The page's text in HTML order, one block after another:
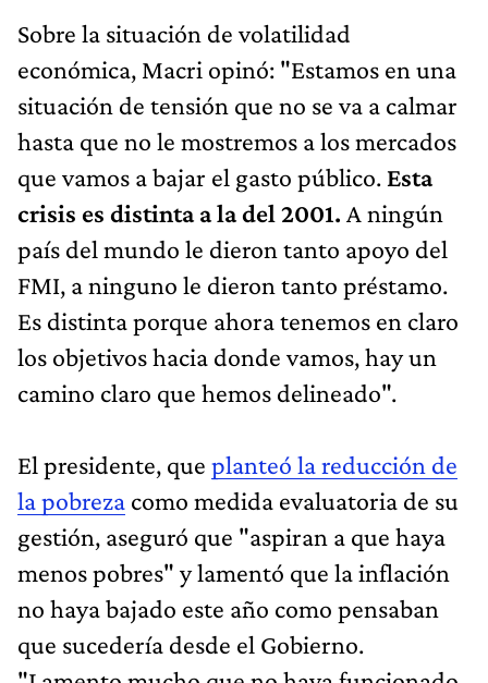
Sobre la situación de volatilidad
económica, Macri opinó: "Estamos en una
situación de tensión que no se va a calmar
hasta que no le mostremos a los mercados
que vamos a bajar el gasto público. Esta
crisis es distinta a la del 2001. A ningún
país del mundo le dieron tanto apoyo del
FMI, a ninguno le dieron tanto préstamo.
Es distinta porque ahora tenemos en claro
los objetivos hacia donde vamos, hay un
camino claro que hemos delineado".
El presidente, que planteó la reducción de
la pobreza como medida evaluatoria de su
gestión, aseguró que "aspiran a que haya
menos pobres" y lamentó que la inflación
no haya bajado este año como pensaban
que sucedería desde el Gobierno.